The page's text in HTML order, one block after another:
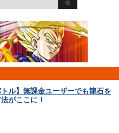
トル】無課金ユーザーでも龍石を
がここに！